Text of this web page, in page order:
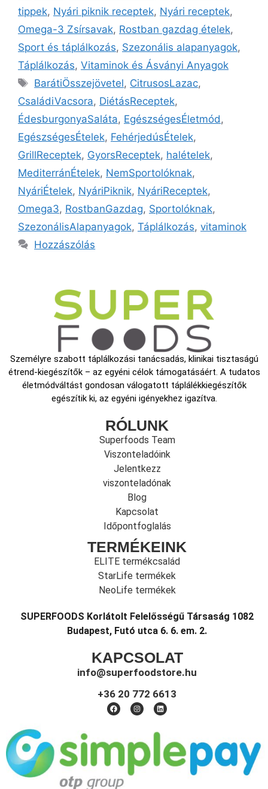
tippek, Nyári piknik receptek, Nyári receptek,
Omega-3 Zsírsavak, Rostban gazdag ételek,
Sport és táplálkozás, Szezonális alapanyagok,
Táplálkozás, Vitaminok és Ásványi Anyagok
BarátiÖsszejövetel, CitrusosLazac,
CsaládiVacsora, DiétásReceptek,
ÉdesburgonyaSaláta, EgészségesÉletmód ,
EgészségesÉtelek, FehérjedúsÉtelek,
GrillReceptek, GyorsReceptek, halételek,
MediterránÉtelek, NemSportolóknak,
NyáriÉtelek, NyáriPiknik, NyáriReceptek,
Omega3, RostbanGazdag, Sportolóknak,
SzezonálisAlapanyagok, Táplálkozás, vitaminok
Hozzászólás
Személyre szabott táplálkozási tanácsadás, klinikai tisztaságú
étrend-kiegészítők – az egyéni célok támogatásáért. A tudatos
életmódváltást gondosan válogatott táplálékkiegészítők
egészítik ki, az egyéni igényekhez igazítva.
RÓLUNK
Superfoods Team
Viszonteladóink
Jelentkezz
viszonteladónak
Blog
Kapcsolat
Időpontfoglalás
TERMÉKEINK
ELITE termékcsalád
StarLife termékek
NeoLife termékek
SUPERFOODS Korlátolt Felelősségű Társaság 1082
Budapest, Futó utca 6. 6. em. 2.
KAPCSOLAT
info@superfoodstore.hu
+36 20 772 6613